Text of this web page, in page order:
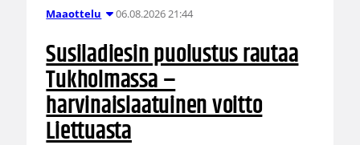
Maaottelu 06.08.2026 21:44
Susiladiesin puolustus rautaa
Tukholmassa –
harvinaislaatuinen voitto
Liettuasta